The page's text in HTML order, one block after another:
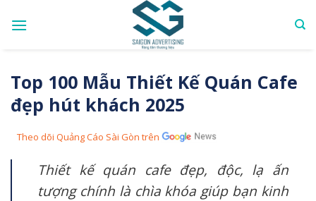
Top 100 Mẫu Thiết Kế Quán Cafe
đẹp hút khách 2025
Theo dõi Quảng Cáo Sài Gòn trên
Thiết kế quán cafe đẹp, độc, lạ ấn
tượng chính là chìa khóa giúp bạn kinh